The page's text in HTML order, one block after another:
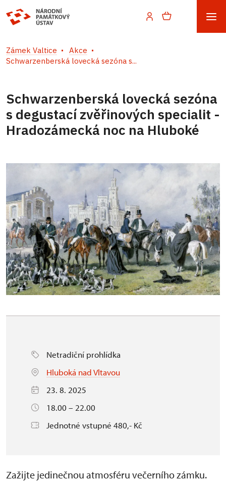
Zámek Valtice
Akce
Schwarzenberská lovecká sezóna s...
Schwarzenberská lovecká sezóna
s degustací zvěřinových specialit -
Hradozámecká noc na Hluboké
Netradiční prohlídka
Hluboká nad Vltavou
23. 8. 2025
18.00 – 22.00
Jednotné vstupné 480,- Kč
Zažijte jedinečnou atmosféru večerního zámku.